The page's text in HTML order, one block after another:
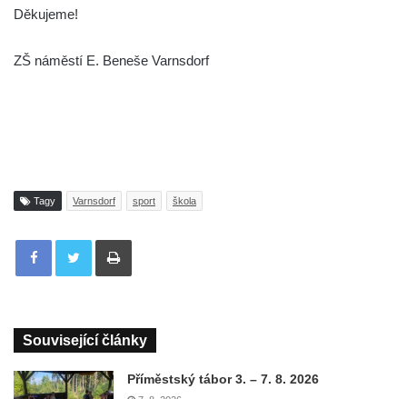
Děkujeme!
ZŠ náměstí E. Beneše Varnsdorf
Tagy Varnsdorf sport škola
Tisknout
Související články
Příměstský tábor 3. – 7. 8. 2026